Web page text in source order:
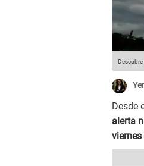
Desde
alerta